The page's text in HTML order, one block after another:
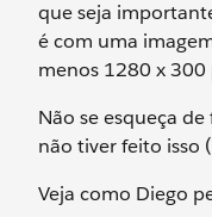
que seja
é com uma
menos 1280 x 300
Não se esqueça
não tiver feito isso
Veja como Diego